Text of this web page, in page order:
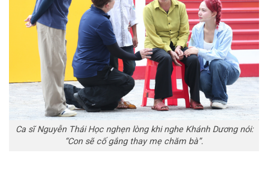
Ca sĩ Nguyễn Thái Học nghẹn lòng khi nghe Khánh Dương nói:
“Con sẽ cố gắng thay mẹ chăm bà”.